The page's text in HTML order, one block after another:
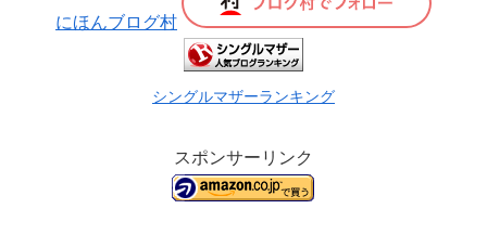
にほんブログ村
シングルマザーランキング
スポンサーリンク